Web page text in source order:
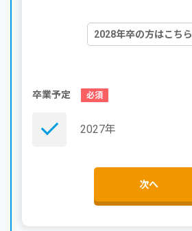
2028年卒の方はこちら
卒業予定
2027年
次へ